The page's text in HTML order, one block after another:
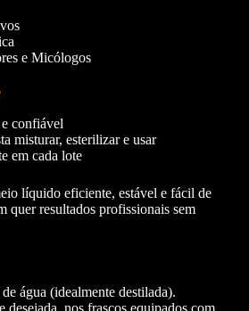
e Micólogos
confiável
misturar, esterilizar e usar
em cada lote
líquido eficiente, estável e fácil de
quer resultados profissionais sem
água (idealmente destilada).